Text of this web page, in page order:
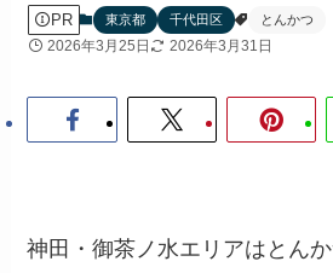
PR 東京都 千代田区 とんかつ
2026年3月25日 2026年3月31日
神田・御茶ノ水エリアはとん